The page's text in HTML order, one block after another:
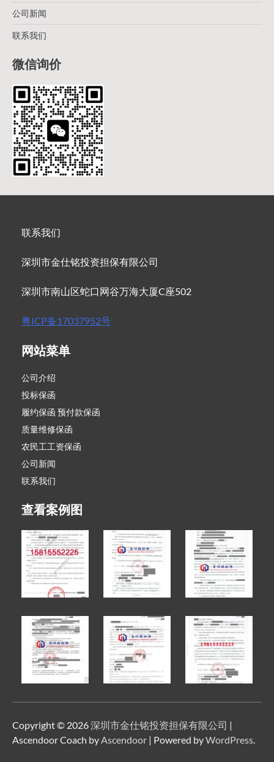
公司新闻
联系我们
微信询价
联系我们
深圳市金仕铭投资担保有限公司
深圳市南山区蛇口网谷万海大厦C座502
粤ICP备17037952号
网站菜单
公司介绍
投标保函
履约保函 预付款保函
质量维修保函
农民工工资保函
公司新闻
联系我们
查看案例图
Copyright © 2026深圳市金仕铭投资担保有限公司 |
Ascendoor Coach byAscendoor | Powered byWordPress.